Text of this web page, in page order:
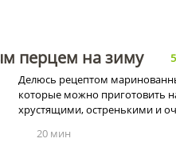
перцем на зиму
Делюсь рецептом
которые можно приготовить
хрустящими, остренькими и
20 мин